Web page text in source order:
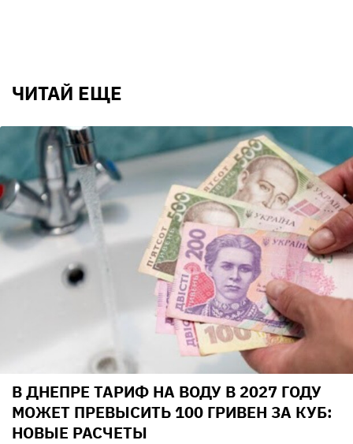
ЧИТАЙ ЕЩЕ
В ДНЕПРЕ ТАРИФ НА ВОДУ В 2027 ГОДУ
МОЖЕТ ПРЕВЫСИТЬ 100 ГРИВЕН ЗА КУБ:
НОВЫЕ РАСЧЕТЫ